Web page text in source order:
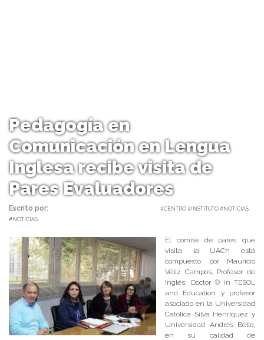
Pedagogía en
Comunicación en Lengua
Inglesa recibe visita de
Pares Evaluadores
Escrito por:
#CENTRO #INSTITUTO #NOTICIAS
#NOTICIAS
El comité de pares que
visita la UACh está
compuesto por Mauricio
Véliz Campos, Profesor de
Inglés, Doctor © in TESOL
and Education y profesor
asociado en la Universidad
Católica Silva Henríquez y
Universidad Andrés Bello,
en su calidad de